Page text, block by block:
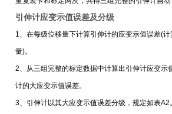
引伸计应变示值误差及分级
1、在每级位移量下计算引伸计的应变示值误差(
量)。
2、从三组完整的标定数据中计算出引伸计应变示
计的大应变示值误差。
3、引伸计以其大应变示值误差分级，规定如表A2